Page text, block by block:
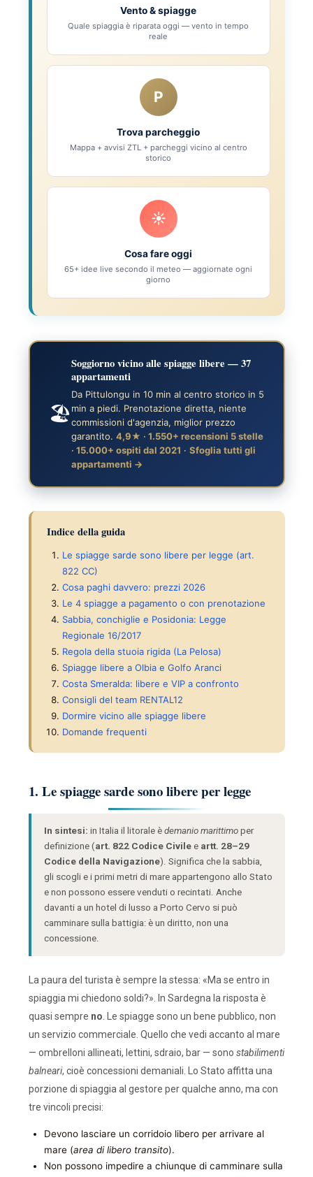
Vento & spiagge
Quale spiaggia è riparata oggi — vento in tempo
reale
P
Trova parcheggio
Mappa + avvisi ZTL + parcheggi vicino al centro
storico
☀
Cosa fare oggi
65+ idee live secondo il meteo — aggiornate ogni
giorno
🏖️
Soggiorno vicino alle spiagge libere — 37
appartamenti
Da Pittulongu in 10 min al centro storico in 5
min a piedi. Prenotazione diretta, niente
commissioni d'agenzia, miglior prezzo
garantito. 4,9★ · 1.550+ recensioni 5 stelle
· 15.000+ ospiti dal 2021 · Sfoglia tutti gli
appartamenti →
Indice della guida
Le spiagge sarde sono libere per legge (art.
822 CC)
Cosa paghi davvero: prezzi 2026
Le 4 spiagge a pagamento o con prenotazione
Sabbia, conchiglie e Posidonia: Legge
Regionale 16/2017
Regola della stuoia rigida (La Pelosa)
Spiagge libere a Olbia e Golfo Aranci
Costa Smeralda: libere e VIP a confronto
Consigli del team RENTAL12
Dormire vicino alle spiagge libere
Domande frequenti
1. Le spiagge sarde sono libere per legge
In sintesi: in Italia il litorale è demanio marittimoper
definizione (art. 822 Codice Civilee artt. 28–29
Codice della Navigazione). Significa che la sabbia,
gli scogli e i primi metri di mare appartengono allo Stato
e non possono essere venduti o recintati. Anche
davanti a un hotel di lusso a Porto Cervo si può
camminare sulla battigia: è un diritto, non una
concessione.
La paura del turista è sempre la stessa: «Ma se entro in
spiaggia mi chiedono soldi?». In Sardegna la risposta è
quasi sempre no . Le spiagge sono un bene pubblico, non
un servizio commerciale. Quello che vedi accanto al mare
— ombrelloni allineati, lettini, sdraio, bar — sono stabilimenti
balneari, cioè concessioni demaniali. Lo Stato affitta una
porzione di spiaggia al gestore per qualche anno, ma con
tre vincoli precisi:
Devono lasciare un corridoio libero per arrivare al
mare (area di libero transito).
Non possono impedire a chiunque di camminare sulla